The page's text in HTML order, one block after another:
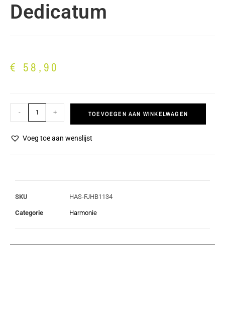
Dedicatum
€ 58,90
- + TOEVOEGEN AAN WINKELWAGEN
Voeg toe aan wenslijst
SKU HAS-FJHB1134
Categorie Harmonie